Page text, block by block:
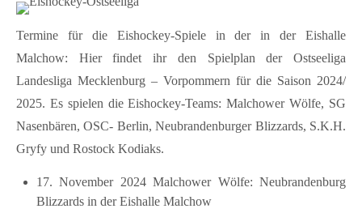
Info´s
Impressum
Datenschutz
Kontakt
FAQ
Müritzer-Veranstaltungen
Termine für die Eishockey-Spiele in der in der Eishalle
Malchow: Hier findet ihr den Spielplan der Ostseeliga
Landesliga Mecklenburg – Vorpommern für die Saison 2024/
2025. Es spielen die Eishockey-Teams: Malchower Wölfe, SG
Nasenbären, OSC- Berlin, Neubrandenburger Blizzards, S.K.H.
Gryfy und Rostock Kodiaks.
17. November 2024 Malchower Wölfe: Neubrandenburg
Blizzards in der Eishalle Malchow